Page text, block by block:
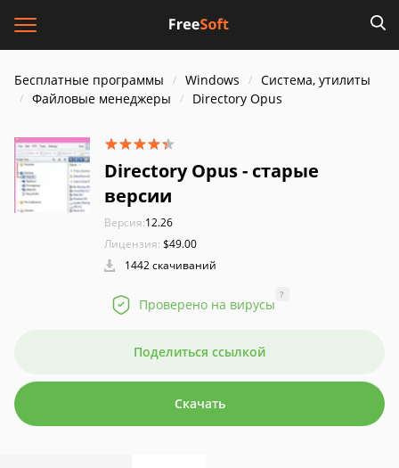
Бесплатные программы Windows
Система, утилиты
Файловые менеджеры
Directory Opus
Directory Opus - старые
версии
Версия:12.26
Лицензия: $49.00
1442 скачиваний
Проверено на вирусы
?
Поделиться ссылкой
Скачать